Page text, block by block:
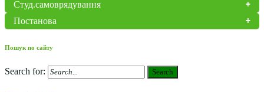
Студ.самоврядування
Постанова
Пошук по сайту
Search for: Search